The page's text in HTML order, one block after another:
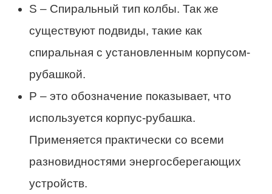
S – Спиральный тип колбы. Так же
существуют подвиды, такие как
спиральная с установленным корпусом-
рубашкой.
P – это обозначение показывает, что
используется корпус-рубашка.
Применяется практически со всеми
разновидностями энергосберегающих
устройств.